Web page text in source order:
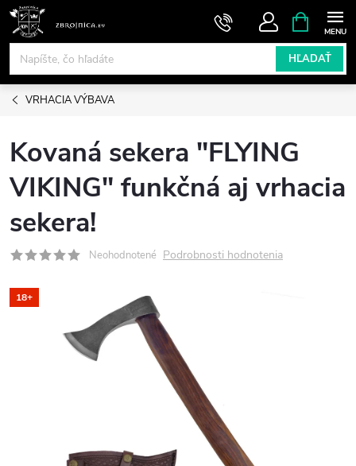
Prejsť
obsah
HĽADAŤ
KOŠÍK
VRHACIA VÝBAVA
Kovaná sekera "FLYING
VIKING" funkčná aj vrhacia
sekera!
Neohodnotené Podrobnosti hodnotenia
18+